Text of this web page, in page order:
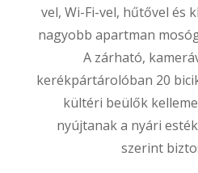
vel, Wi-Fi-vel, hűtővel és
nagyobb apartman
A zárható,
kerékpártárolóban 20
kültéri beülők
nyújtanak a nyári
szerint